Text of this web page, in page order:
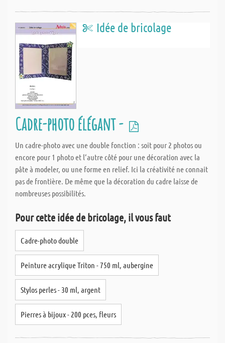
Idée de bricolage
Cadre-photo élégant -
Un cadre-photo avec une double fonction : soit pour 2 photos ou
encore pour 1 photo et l‘autre côté pour une décoration avec la
pâte à modeler, ou une forme en relief. Ici la créativité ne connait
pas de frontière. De même que la décoration du cadre laisse de
nombreuses possibilités.
Pour cette idée de bricolage, il vous faut
Cadre-photo double
Peinture acrylique Triton - 750 ml, aubergine
Stylos perles - 30 ml, argent
Pierres à bijoux - 200 pces, fleurs